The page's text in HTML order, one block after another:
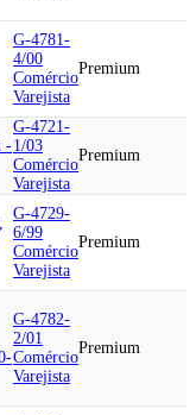
G-4781-
4/00
Comércio
Varejista
Premium
-
G-4721-
1/03
Comércio
Varejista
Premium
G-4729-
6/99
Comércio
Varejista
Premium
G-4782-
2/01
Comércio
Varejista
Premium